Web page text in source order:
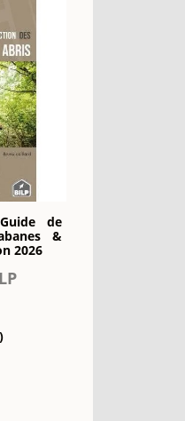
de
&
2026